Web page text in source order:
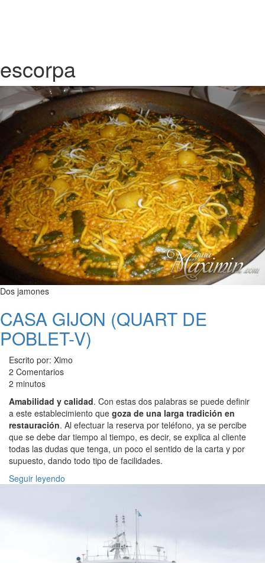
escorpa
Dos jamones
CASA GIJON (QUART DE
POBLET-V)
Escrito por: Ximo
2 Comentarios
2 minutos
Amabilidad y calidad. Con estas dos palabras se puede definir
a este establecimiento que goza de una larga tradición en
restauración. Al efectuar la reserva por teléfono, ya se percibe
que se debe dar tiempo al tiempo, es decir, se explica al cliente
todas las dudas que tenga, un poco el sentido de la carta y por
supuesto, dando todo tipo de facilidades.
Seguir leyendo